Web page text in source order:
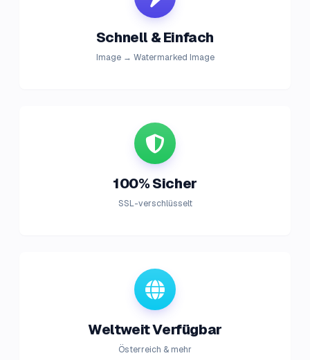
Schnell & Einfach
Image → Watermarked Image
100% Sicher
SSL-verschlüsselt
Weltweit Verfügbar
Österreich & mehr